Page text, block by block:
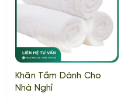
Khăn Tắm Dành Cho
Nhà Nghỉ